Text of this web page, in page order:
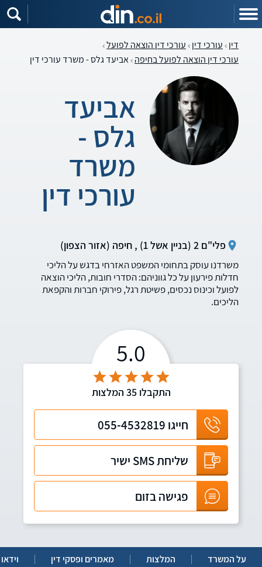
דין עורכי דין עורכי דין הוצאה לפועל
עורכי דין הוצאה לפועל בחיפה אביעד גלס - משרד עורכי דין
אביעד
גלס -
משרד
עורכי דין
פלי"ם 2 (בניין אשל 1) , חיפה (אזור הצפון)
משרדנו עוסק בתחומי המשפט האזרחי בדגש על הליכי
חדלות פירעון על כל גווניהם: הסדרי חובות, הליכי הוצאה
לפועל וכינוס נכסים, פשיטת רגל, פירוקי חברות והקפאת
הליכים.
5.0
התקבלו35 המלצות
חייגו 055-4532819
שליחת SMS ישיר
פגישה בזום
על המשרד המלצות מאמרים ופסקי דין וידאו